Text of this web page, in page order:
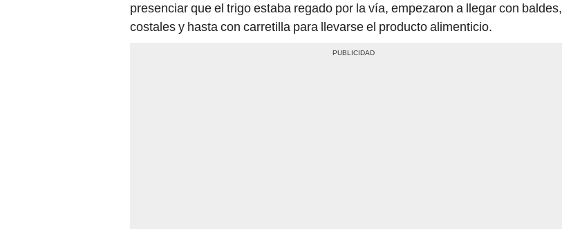
presenciar que el trigo estaba regado por la vía, empezaron a llegar con baldes,
costales y hasta con carretilla para llevarse el producto alimenticio.